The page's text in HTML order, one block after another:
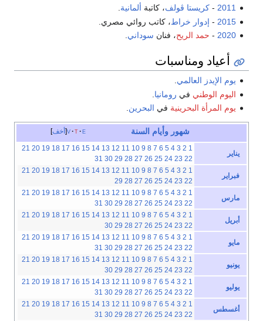
2011
-كريستا ڤولف، كاتبة ألمانية.
2015
- إدوار خراط، كاتب روائي مصري.
2020
- حمد الريح، فنان سوداني
أعياد ومناسبات
يوم الإيدز العالمي.
اليوم الوطني في رومانيا
يوم المرأة البحرينية في البحرين.
أخف v t e شهور وأيام السنة
يناير
1
2
3
4
5
6
7
8
9
10
11
12
13
14
15
16
17
18
19
20
21
22
23
24
25
26
27
28
29
30
31
فبراير
1
2
3
4
5
6
7
8
9
10
11
12
13
14
15
16
17
18
19
20
21
22
23
24
25
26
27
28
29
مارس
1
2
3
4
5
6
7
8
9
10
11
12
13
14
15
16
17
18
19
20
21
22
23
24
25
26
27
28
29
30
31
أبريل
1
2
3
4
5
6
7
8
9
10
11
12
13
14
15
16
17
18
19
20
21
22
23
24
25
26
27
28
29
30
مايو
1
2
3
4
5
6
7
8
9
10
11
12
13
14
15
16
17
18
19
20
21
22
23
24
25
26
27
28
29
30
31
يونيو
1
2
3
4
5
6
7
8
9
10
11
12
13
14
15
16
17
18
19
20
21
22
23
24
25
26
27
28
29
30
يوليو
1
2
3
4
5
6
7
8
9
10
11
12
13
14
15
16
17
18
19
20
21
22
23
24
25
26
27
28
29
30
31
أغسطس
1
2
3
4
5
6
7
8
9
10
11
12
13
14
15
16
17
18
19
20
21
22
23
24
25
26
27
28
29
30
31